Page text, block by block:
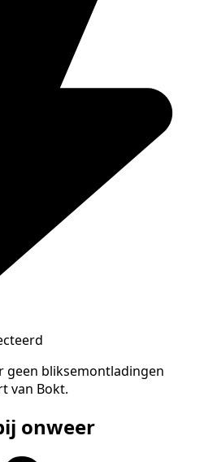
geen bliksemontladingen
van Bokt.
onweer